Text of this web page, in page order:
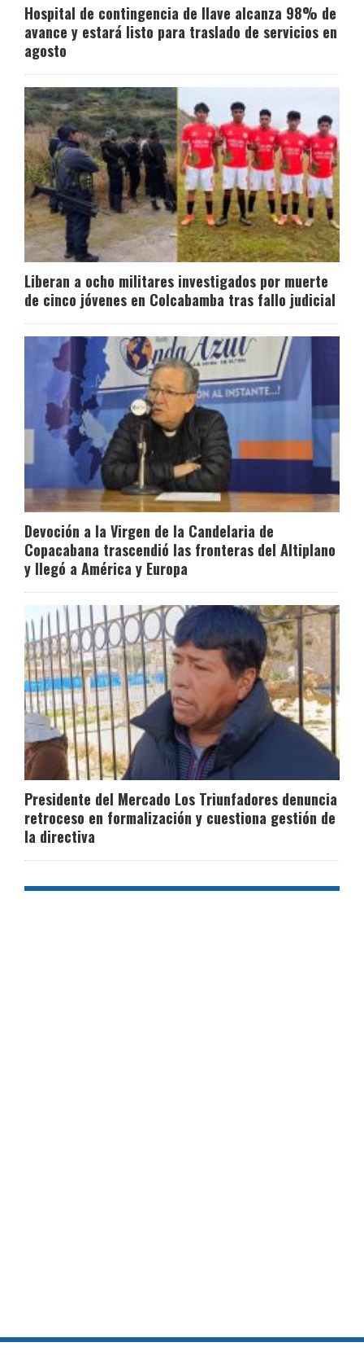
Hospital de contingencia de Ilave alcanza 98% de
avance y estará listo para traslado de servicios en
agosto
Liberan a ocho militares investigados por muerte
de cinco jóvenes en Colcabamba tras fallo judicial
Devoción a la Virgen de la Candelaria de
Copacabana trascendió las fronteras del Altiplano
y llegó a América y Europa
Presidente del Mercado Los Triunfadores denuncia
retroceso en formalización y cuestiona gestión de
la directiva